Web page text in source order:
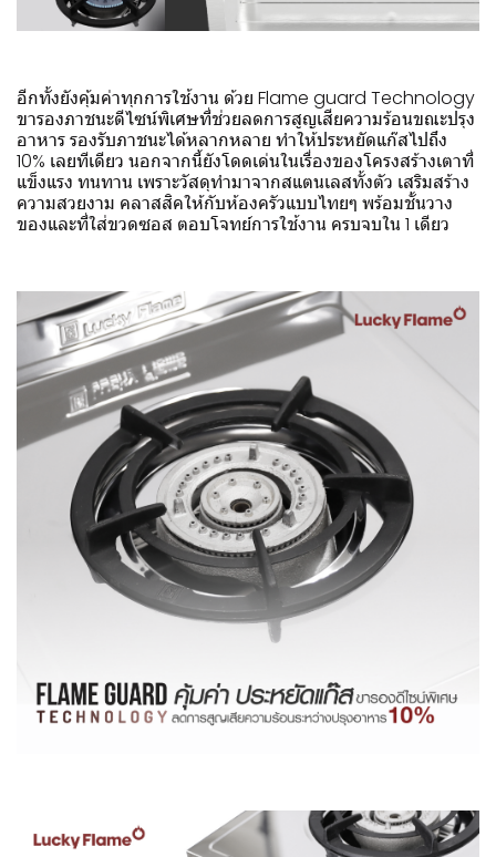
อีกทั้งยังคุ้มค่าทุกการใช้งาน ด้วย Flame guard Technology
ขารองภาชนะดีไซน์พิเศษที่ช่วยลดการสูญเสียความร้อนขณะปรุง
อาหาร รองรับภาชนะได้หลากหลาย ทำให้ประหยัดแก๊สไปถึง
10% เลยทีเดียว นอกจากนี้ยังโดดเด่นในเรื่องของโครงสร้างเตาที่
แข็งแรง ทนทาน เพราะวัสดุทำมาจากสแตนเลสทั้งตัว เสริมสร้าง
ความสวยงาม คลาสสิคให้กับห้องครัวแบบไทยๆ พร้อมชั้นวาง
ของและที่ใส่ขวดซอส ตอบโจทย์การใช้งาน ครบจบใน 1 เดียว